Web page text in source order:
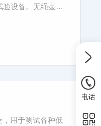
验设备。无绳壶插
电话